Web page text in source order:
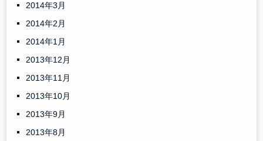
2014年3月
2014年2月
2014年1月
2013年12月
2013年11月
2013年10月
2013年9月
2013年8月